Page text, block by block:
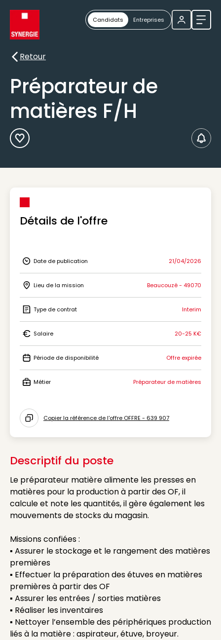
Candidats Entreprises
Retour
Retour
Préparateur de
matières F/H
Ajouter aux Favoris
Détails de l'offre
Icon Date de publication
Date de publication 21/04/2026
Icon Lieu de la mission
Lieu de la mission Beaucouzé - 49070
Icon Type de contrat
Type de contrat Interim
Icon Salaire
Salaire 20-25 K€
Icon Période de disponibilité
Période de disponibilité Offre expirée
Métier Préparateur de matières
Icon copy to clipboard
Copier la référence de l'offre OFFRE - 639 907
Descriptif du poste
Le préparateur matière alimente les presses en
matières pour la production à partir des OF, il
calcule et note les quantités, il gère également les
mouvements de stocks du magasin.
Missions confiées :
▪ Assurer le stockage et le rangement des matières
premières
▪ Effectuer la préparation des étuves en matières
premières à partir des OF
▪ Assurer les entrées / sorties matières
▪ Réaliser les inventaires
▪ Nettoyer l’ensemble des périphériques production
liés à la matière : aspirateur, étuve, broyeur.